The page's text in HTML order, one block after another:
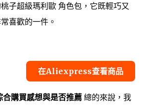
子超級瑪利歐 角色包，它既輕巧又
喜歡的一件。
在Aliexpress查看商品
購買感想與是否推薦 總的來說，我